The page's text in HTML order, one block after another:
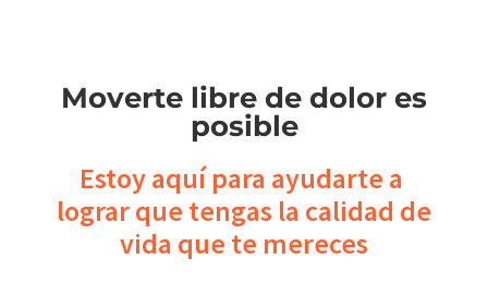
Moverte libre de dolor es
posible
Estoy aquí para ayudarte a
lograr que tengas la calidad de
vida que te mereces